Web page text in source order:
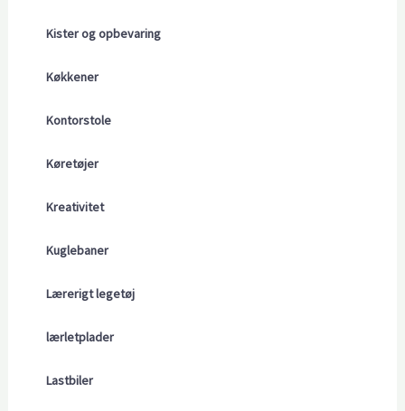
Kister og opbevaring
Køkkener
Kontorstole
Køretøjer
Kreativitet
Kuglebaner
Lærerigt legetøj
lærletplader
Lastbiler